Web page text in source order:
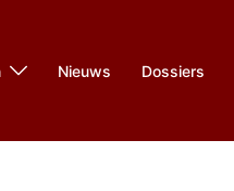
Nieuws Dossiers